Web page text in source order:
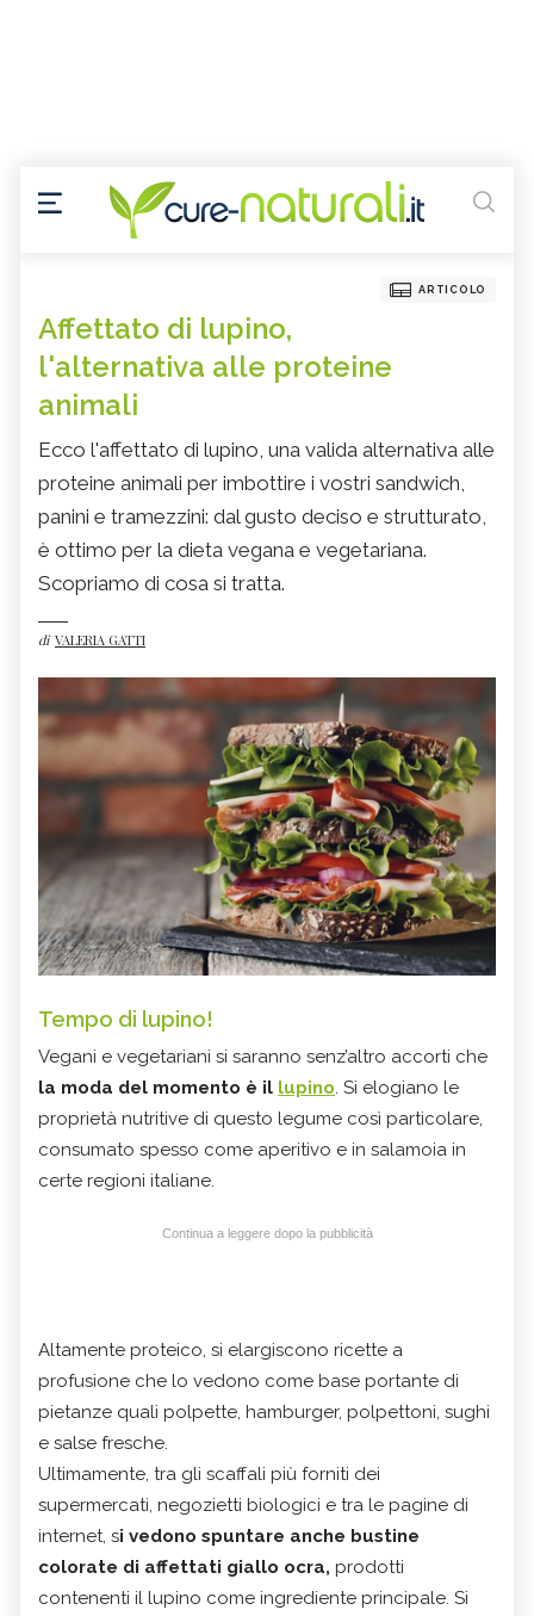
ARTICOLO
Affettato di lupino,
l'alternativa alle proteine
animali
Ecco l'affettato di lupino, una valida alternativa alle
proteine animali per imbottire i vostri sandwich,
panini e tramezzini: dal gusto deciso e strutturato,
è ottimo per la dieta vegana e vegetariana.
Scopriamo di cosa si tratta.
di VALERIA GATTI
Tempo di lupino!
Vegani e vegetariani si saranno senz’altro accorti che
la moda del momento è il lupino. Si elogiano le
proprietà nutritive di questo legume così particolare,
consumato spesso come aperitivo e in salamoia in
certe regioni italiane.
Continua a leggere dopo la pubblicità
Altamente proteico, si elargiscono ricette a
profusione che lo vedono come base portante di
pietanze quali polpette, hamburger, polpettoni, sughi
e salse fresche.
Ultimamente, tra gli scaffali più forniti dei
supermercati, negozietti biologici e tra le pagine di
internet, si vedono spuntare anche bustine
colorate di affettati giallo ocra, prodotti
contenenti il lupino come ingrediente principale. Si